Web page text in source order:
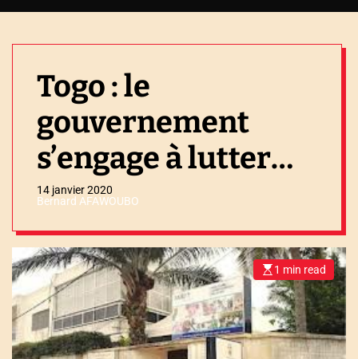
Togo : le
gouvernement
s’engage à lutter
contre le chômage
des jeunes
14 janvier 2020
Bernard AFAWOUBO
E
s
t
i
m
a
t
e
1 min read